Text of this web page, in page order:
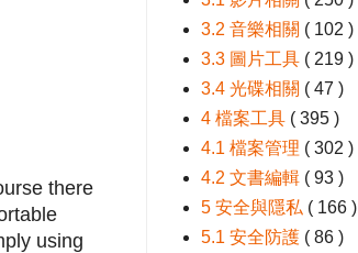
there
using
3.2 音樂相關 ( 102 )
3.3 圖片工具 ( 219 )
3.4 光碟相關 ( 47 )
4 檔案工具 ( 395 )
4.1 檔案管理 ( 302 )
4.2 文書編輯 ( 93 )
5 安全與隱私 ( 166 )
5.1 安全防護 ( 86 )